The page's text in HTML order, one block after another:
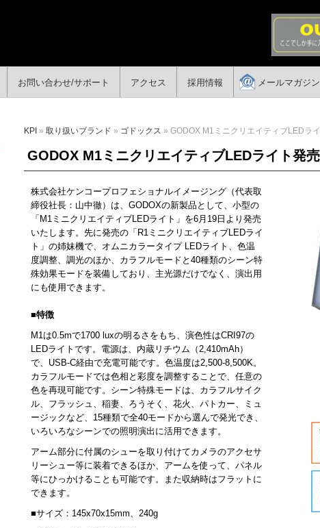
お問い合わせ/サポート アクセス 採用情報 メールマガジン
KPI » 取り扱いブランド » ゴドックス » GODOX M1ミニクリエイティブLEDラ
GODOX M1ミニクリエイティブLEDライト発
株式会社ケンコープロフェショナルイメージング（代表取
締役社長：山中徹）は、GODOXの新製品として、小型の
「M1ミニクリエイティブLEDライト」を6月19日より発売
いたします。先に発売の「R1ミニクリエイティブLEDライ
ト」の姉妹機で、オムニカラータイプ LEDライト、色温
度調整、調光のほか、カラフルモードと40種類のシーン特
殊効果モードを装備しており、主光源だけでなく、演出用
にも使用できます。
■特徴
M1は0.5mで1700 luxの明るさをもち、演色性はCRI97の
LEDライトです。電源は、内蔵リチウム（2,410mAh）
で、USB-C経由で充電可能です。色温度は2,500-8,500K。
カラフルモードでは色相と彩度を調整することで、任意の
色を再現可能です。シーン特殊モードは、カラフルサイク
ル、フラッシュ、稲妻、ろうそく、花火、パトカー、ミュ
ージックなど、15種類で全40モードから選んで発光でき、
いろいろなシーンでの照明演出に活用できます。
アーム部分に付属のシューを取り付けてカメラのアクセサ
リーシュー等に装着できるほか、アームを使って、パネル
等にひっかけることも可能です。また収納時はフラットに
できます。
■サイズ：145x70x15mm、240g